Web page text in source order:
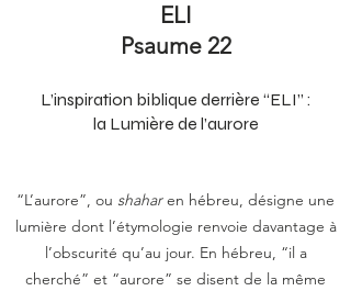
ELI
Psaume 22
L’inspiration biblique derrière “ELI” :
la Lumière de l’aurore
“L’aurore”, ou shaharen hébreu, désigne une
lumière dont l’étymologie renvoie davantage à
l’obscurité qu’au jour. En hébreu, “il a
cherché” et “aurore” se disent de la même